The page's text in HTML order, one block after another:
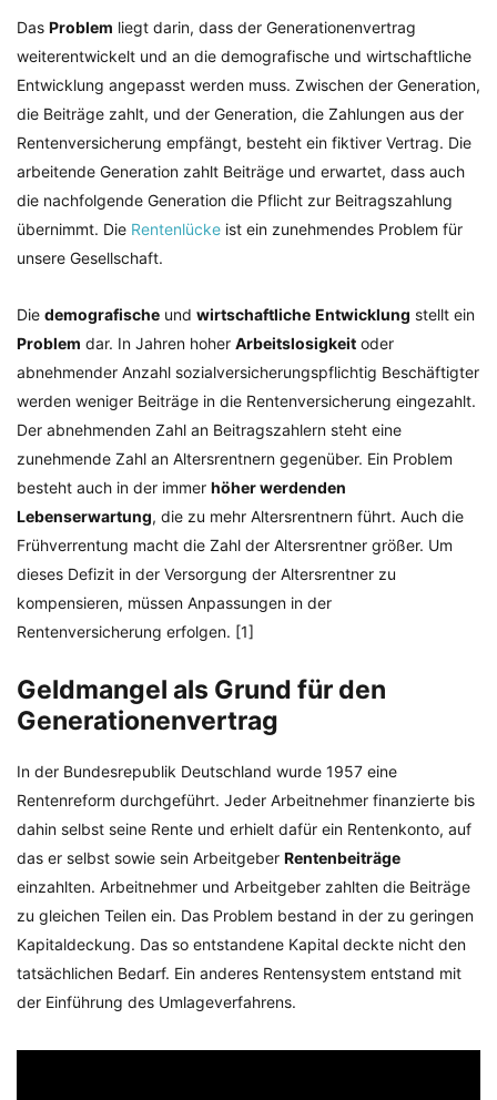
Das Problem liegt darin, dass der Generationenvertrag
weiterentwickelt und an die demografische und wirtschaftliche
Entwicklung angepasst werden muss. Zwischen der Generation,
die Beiträge zahlt, und der Generation, die Zahlungen aus der
Rentenversicherung empfängt, besteht ein fiktiver Vertrag. Die
arbeitende Generation zahlt Beiträge und erwartet, dass auch
die nachfolgende Generation die Pflicht zur Beitragszahlung
übernimmt. Die Rentenlücke ist ein zunehmendes Problem für
unsere Gesellschaft.
Die demografische und wirtschaftliche Entwicklung stellt ein
Problem dar. In Jahren hoher Arbeitslosigkeit oder
abnehmender Anzahl sozialversicherungspflichtig Beschäftigter
werden weniger Beiträge in die Rentenversicherung eingezahlt.
Der abnehmenden Zahl an Beitragszahlern steht eine
zunehmende Zahl an Altersrentnern gegenüber. Ein Problem
besteht auch in der immer höher werdenden
Lebenserwartung, die zu mehr Altersrentnern führt. Auch die
Frühverrentung macht die Zahl der Altersrentner größer. Um
dieses Defizit in der Versorgung der Altersrentner zu
kompensieren, müssen Anpassungen in der
Rentenversicherung erfolgen. [1]
Geldmangel als Grund für den
Generationenvertrag
In der Bundesrepublik Deutschland wurde 1957 eine
Rentenreform durchgeführt. Jeder Arbeitnehmer finanzierte bis
dahin selbst seine Rente und erhielt dafür ein Rentenkonto, auf
das er selbst sowie sein Arbeitgeber Rentenbeiträge
einzahlten. Arbeitnehmer und Arbeitgeber zahlten die Beiträge
zu gleichen Teilen ein. Das Problem bestand in der zu geringen
Kapitaldeckung. Das so entstandene Kapital deckte nicht den
tatsächlichen Bedarf. Ein anderes Rentensystem entstand mit
der Einführung des Umlageverfahrens.